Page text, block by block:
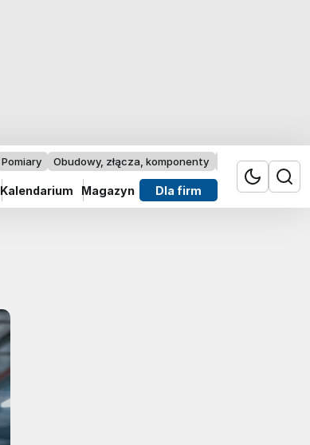
Pomiary Obudowy, złącza, komponenty Przemysł 4.0
Kalendarium Magazyn Dla firm